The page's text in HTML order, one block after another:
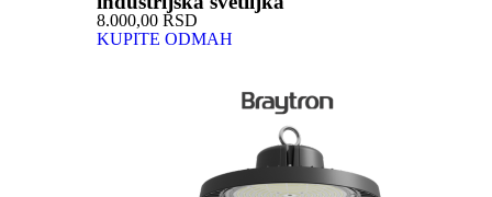
8.000,00 RSD
KUPITE ODMAH